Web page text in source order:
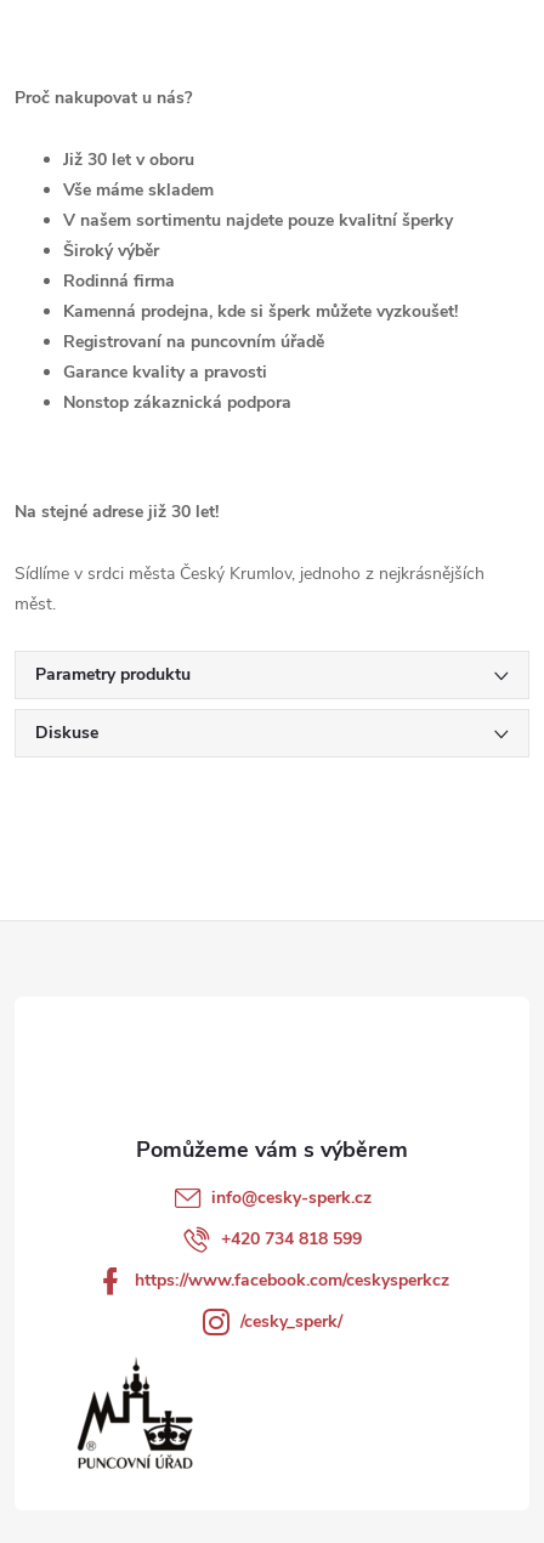
Proč nakupovat u nás?
Již 30 let v oboru
Vše máme skladem
V našem sortimentu najdete pouze kvalitní šperky
Široký výběr
Rodinná firma
Kamenná prodejna, kde si šperk můžete vyzkoušet!
Registrovaní na puncovním úřadě
Garance kvality a pravosti
Nonstop zákaznická podpora
Na stejné adrese již 30 let!
Sídlíme v srdci města Český Krumlov, jednoho z nejkrásnějších
měst.
Parametry produktu
Diskuse
info@cesky-sperk.cz
+420 734 818 599
https://www.facebook.com/ceskysperkcz
/cesky_sperk/